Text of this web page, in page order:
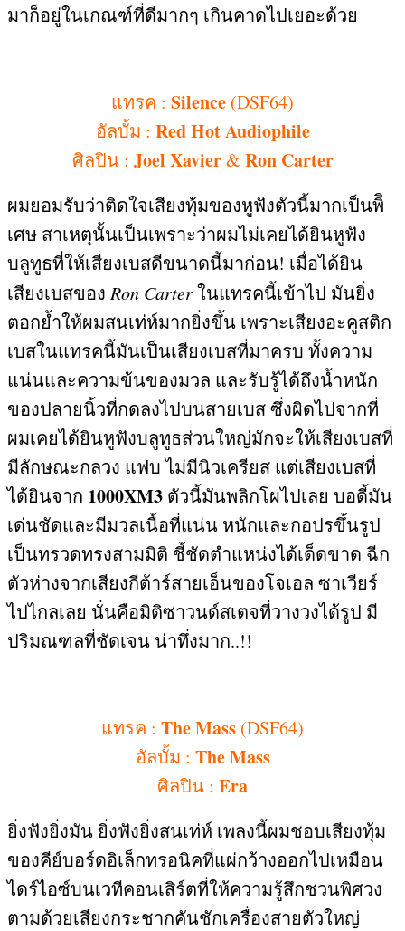
มาก็อยู่ในเกณฑ์ที่ดีมากๆ เกินคาดไปเยอะด้วย
แทรค : Silence (DSF64)
อัลบั้ม : Red Hot Audiophile
ศิลปิน : Joel Xavier& Ron Carter
ผมยอมรับว่าติดใจเสียงทุ้มของหูฟังตัวนี้มากเป็นพิิ
เศษ สาเหตุนั้นเป็นเพราะว่าผมไม่เคยได้ยินหูฟัง
บลูทูธที่ให้เสียงเบสดีขนาดนี้มาก่อน! เมื่อได้ยิน
เสียงเบสของ Ron Carterในแทรคนี้เข้าไป มันยิ่ง
ตอกย้ำให้ผมสนเท่ห์มากยิ่งขึ้น เพราะเสียงอะคูสติก
เบสในแทรคนี้มันเป็นเสียงเบสที่มาครบ ทั้งความ
แน่นและความข้นของมวล และรับรู้ได้ถึงน้ำหนัก
ของปลายนิ้วที่กดลงไปบนสายเบส ซึ่งผิดไปจากที่
ผมเคยได้ยินหูฟังบลูทูธส่วนใหญ่มักจะให้เสียงเบสที่
มีลักษณะกลวง แฟบ ไม่มีนิวเครียส แต่เสียงเบสที่
ได้ยินจาก 1000XM3 ตัวนี้มันพลิกโผไปเลย บอดี้มัน
เด่นชัดและมีมวลเนื้อที่แน่น หนักและกอปรขึ้นรูป
เป็นทรวดทรงสามมิติ ชี้ชัดตำแหน่งได้เด็ดขาด ฉีก
ตัวห่างจากเสียงกีต้าร์สายเอ็นของโจเอล ซาเวียร์
ไปไกลเลย นั่นคือมิติซาวนด์สเตจที่วางวงได้รูป มี
ปริมณฑลที่ชัดเจน น่าทึ่งมาก..!!
แทรค : The Mass (DSF64)
อัลบั้ม : The Mass
ศิลปิน : Era
ยิ่งฟังยิ่งมัน ยิ่งฟังยิ่งสนเท่ห์ เพลงนี้ผมชอบเสียงทุ้ม
ของคีย์บอร์ดอิเล็กทรอนิคที่แผ่กว้างออกไปเหมือน
ไดร์ไอซ์บนเวทีคอนเสิร์ตที่ให้ความรู้สึกชวนพิศวง
ตามด้วยเสียงกระชากคันชักเครื่องสายตัวใหญ่